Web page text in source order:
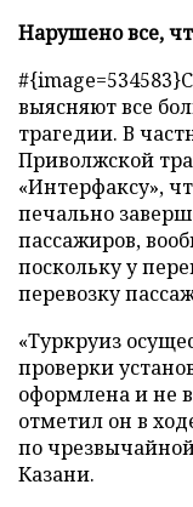
Нарушено все,
выясняют все
трагедии. В
Приволжской
«Интерфаксу»,
печально
пассажиров,
поскольку у
перевозку
«Туркруиз
проверки
оформлена и не
отметил он в
по
Казани.